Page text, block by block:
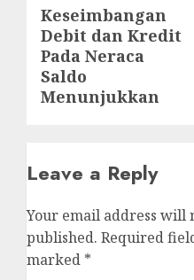
Next
post:
Keseimbangan
Debit dan Kredit
Pada Neraca
Saldo
Menunjukkan
Leave a Reply
Your email address will
published. Required
marked *